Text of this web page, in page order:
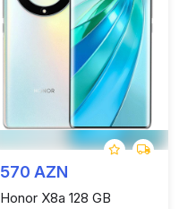
570 AZN
Honor X8a 128 GB